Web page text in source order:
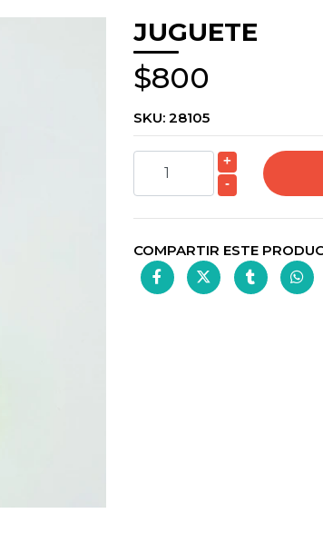
JUGUETE
$800
SKU: 28105
+
-
COMPARTIR ESTE